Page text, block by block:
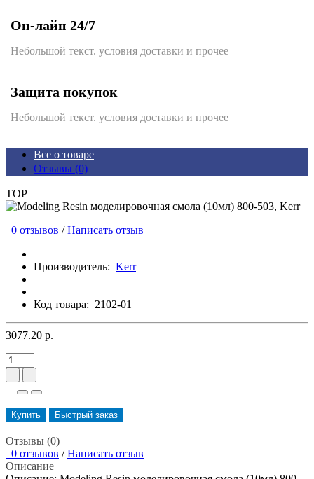
Он-лайн 24/7
Небольшой текст. условия доставки и прочее
Защита покупок
Небольшой текст. условия доставки и прочее
Все о товаре
Отзывы (0)
TOP
0 отзывов / Написать отзыв
Производитель: Kerr
Код товара: 2102-01
3077.20 р.
Купить Быстрый заказ
Отзывы (0)
0 отзывов / Написать отзыв
Описание